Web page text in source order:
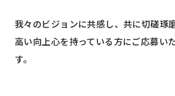
我々のビジョンに共感し、共に切磋琢
高い向上心を持っている方にご応募い
す。